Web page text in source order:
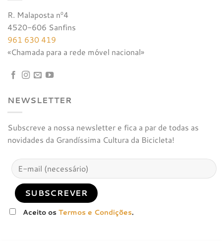
R. Malaposta nº4
4520-606 Sanfins
961 630 419
«Chamada para a rede móvel nacional»
NEWSLETTER
Subscreve a nossa newsletter e fica a par de todas as
novidades da Grandíssima Cultura da Bicicleta!
Aceito osTermos e Condições.